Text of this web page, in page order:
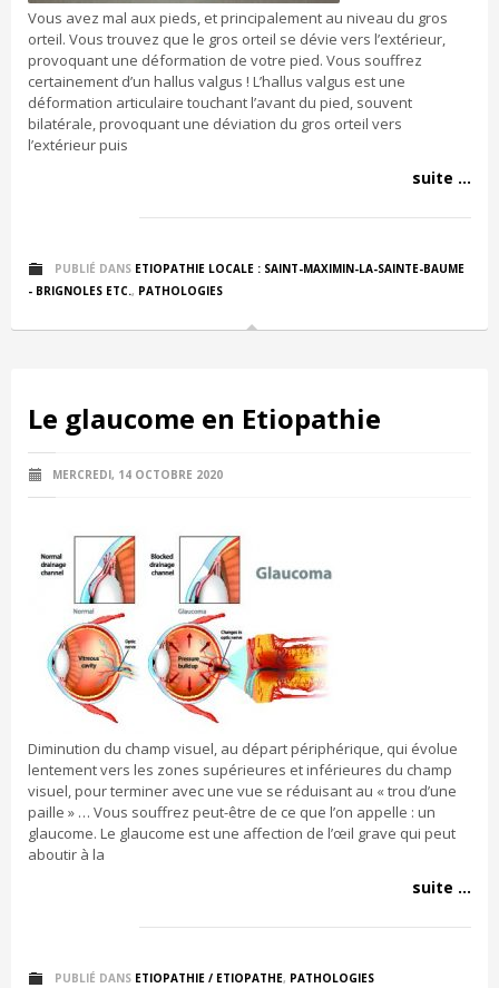
Vous avez mal aux pieds, et principalement au niveau du gros
orteil. Vous trouvez que le gros orteil se dévie vers l’extérieur,
provoquant une déformation de votre pied. Vous souffrez
certainement d’un hallus valgus ! L’hallus valgus est une
déformation articulaire touchant l’avant du pied, souvent
bilatérale, provoquant une déviation du gros orteil vers
l’extérieur puis
suite ...
PUBLIÉ DANS ETIOPATHIE LOCALE : SAINT-MAXIMIN-LA-SAINTE-BAUME
- BRIGNOLES ETC., PATHOLOGIES
Le glaucome en Etiopathie
MERCREDI, 14 OCTOBRE 2020
Diminution du champ visuel, au départ périphérique, qui évolue
lentement vers les zones supérieures et inférieures du champ
visuel, pour terminer avec une vue se réduisant au « trou d’une
paille » … Vous souffrez peut-être de ce que l’on appelle : un
glaucome. Le glaucome est une affection de l’œil grave qui peut
aboutir à la
suite ...
PUBLIÉ DANS ETIOPATHIE / ETIOPATHE, PATHOLOGIES